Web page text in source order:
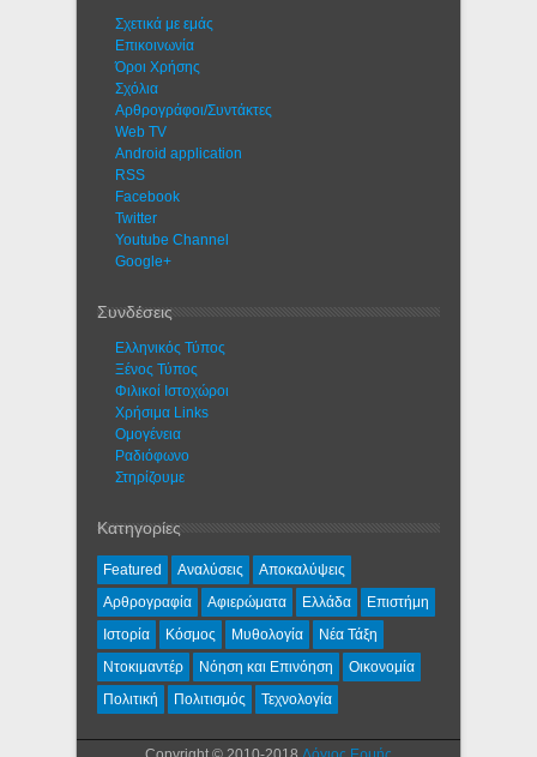
Σχετικά με εμάς
Eπικοινωνία
Όροι Χρήσης
Σχόλια
Αρθρογράφοι/Συντάκτες
Web TV
Android application
RSS
Facebook
Twitter
Youtube Channel
Google+
Συνδέσεις
Ελληνικός Τύπος
Ξένος Τύπος
Φιλικοί Ιστοχώροι
Χρήσιμα Links
Ομογένεια
Ραδιόφωνο
Στηρίζουμε
Κατηγορίες
Featured Αναλύσεις
Αποκαλύψεις
Αρθρογραφία
Αφιερώματα Ελλάδα
Επιστήμη
Ιστορία
Κόσμος Μυθολογία
Νέα Τάξη
Ντοκιμαντέρ
Νόηση και Επινόηση
Οικονομία
Πολιτική
Πολιτισμός Τεχνολογία